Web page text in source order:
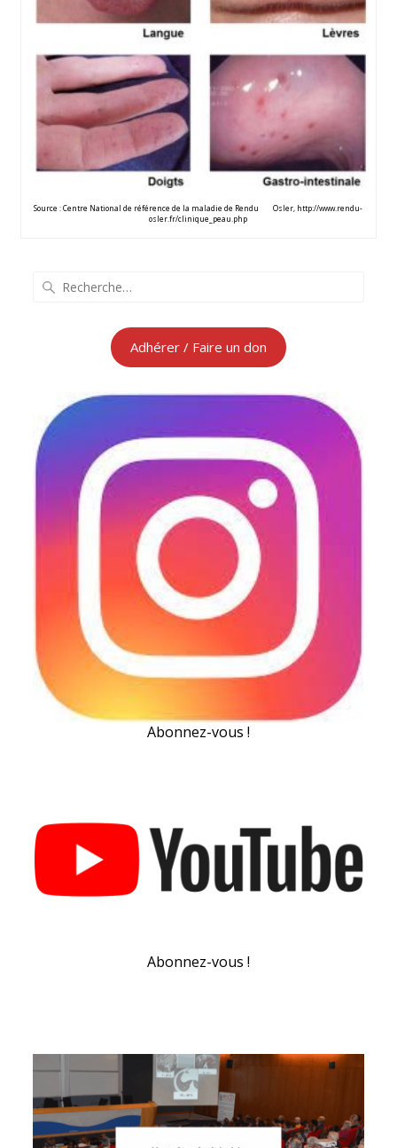
Source : Centre National de référence de la maladie de Rendu Osler, http://www.rendu-
osler.fr/clinique_peau.php
Adhérer / Faire un don
Abonnez-vous !
Abonnez-vous !